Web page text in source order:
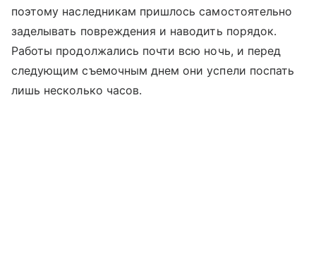
поэтому наследникам пришлось самостоятельно
заделывать повреждения и наводить порядок.
Работы продолжались почти всю ночь, и перед
следующим съемочным днем они успели поспать
лишь несколько часов.